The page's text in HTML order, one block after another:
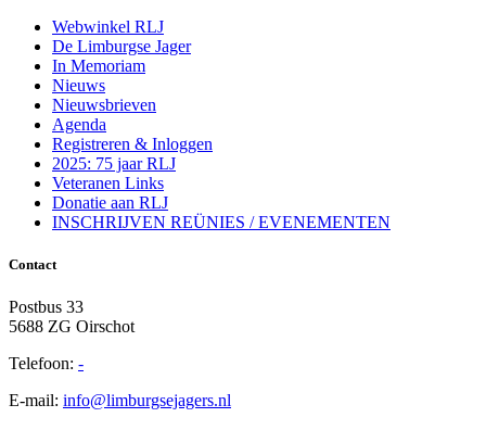
Webwinkel RLJ
De Limburgse Jager
In Memoriam
Nieuws
Nieuwsbrieven
Agenda
Registreren & Inloggen
2025: 75 jaar RLJ
Veteranen Links
Donatie aan RLJ
INSCHRIJVEN REÜNIES / EVENEMENTEN
Contact
Postbus 33
5688 ZG Oirschot
Telefoon: -
E-mail: info@limburgsejagers.nl